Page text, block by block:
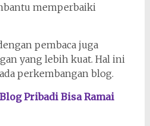
memperbaiki
pembaca juga
yang lebih kuat. Hal ini
perkembangan blog.
Pribadi Bisa Ramai